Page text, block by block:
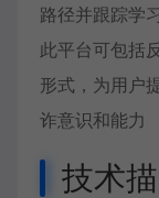
路径并跟踪学
此平台可包括
形式，为用户
诈意识和能力
技术